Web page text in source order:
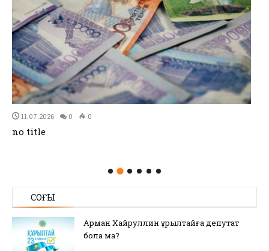
11.07.2026 0 0
no title
СОҢҒЫ
Арман Хайруллин Құрылтайға депутат
бола ма?